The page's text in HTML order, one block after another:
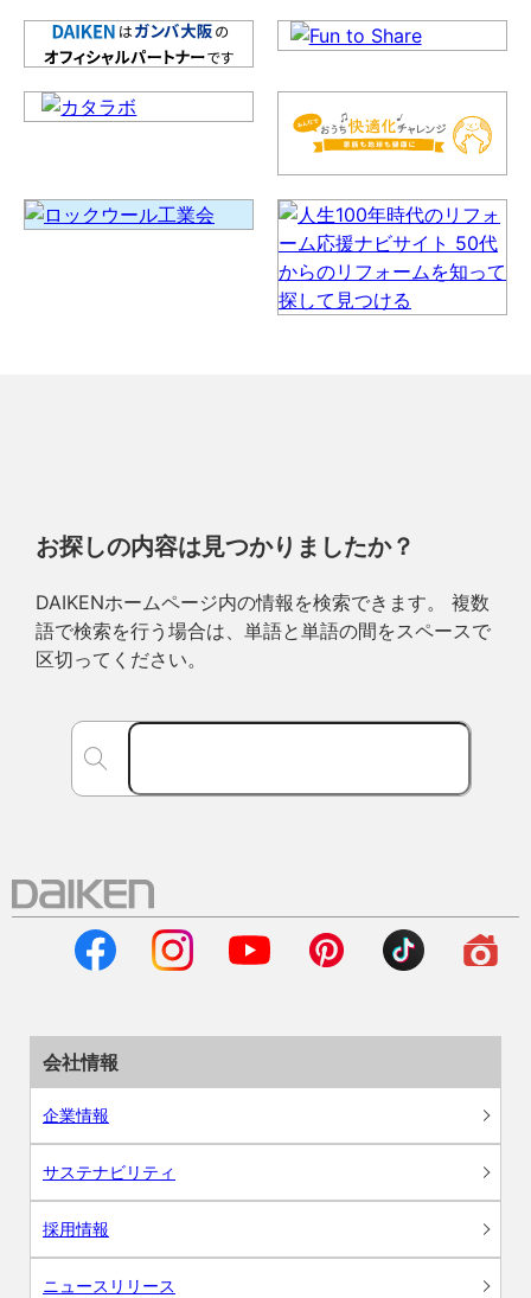
お探しの内容は見つかりましたか？
DAIKENホームページ内の情報を検索できます。 複数
語で検索を行う場合は、単語と単語の間をスペースで
区切ってください。
会社情報
企業情報
サステナビリティ
採用情報
ニュースリリース